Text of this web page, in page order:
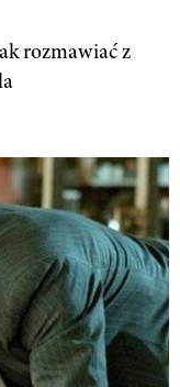
rozmawiać z